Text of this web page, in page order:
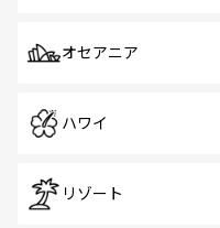
オセアニア
ハワイ
リゾート